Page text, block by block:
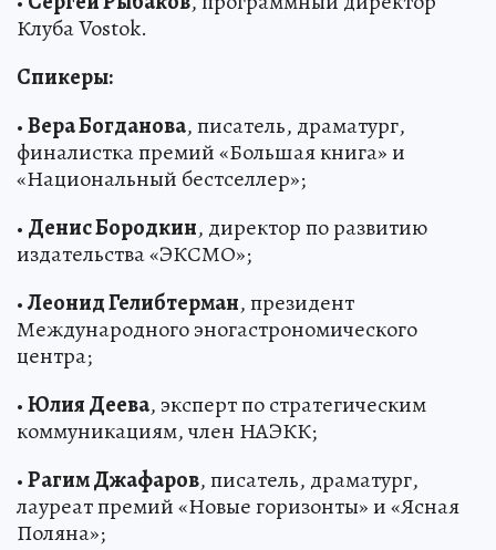
Клуба Vostok.
Спикеры:
•Вера Богданова, писатель, драматург,
финалистка премий «Большая книга» и
«Национальный бестселлер»;
• Денис Бородкин, директор по развитию
издательства «ЭКСМО»;
•Леонид Гелибтерман, президент
Международного эногастрономического
центра;
•Юлия Деева, эксперт по стратегическим
коммуникациям, член НАЭКК;
•Рагим Джафаров, писатель, драматург,
лауреат премий «Новые горизонты» и «Ясная
Поляна»;